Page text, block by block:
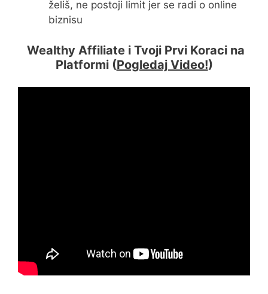
želiš, ne postoji limit jer se radi o online
biznisu
Wealthy Affiliate i Tvoji Prvi Koraci na
Platformi (Pogledaj Video!)